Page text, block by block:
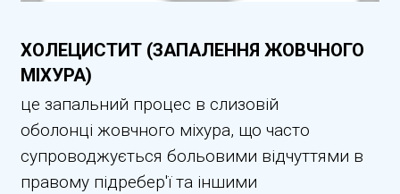
ХОЛЕЦИСТИТ (ЗАПАЛЕННЯ ЖОВЧНОГО
МІХУРА)
це запальний процес в слизовій
оболонці жовчного міхура, що часто
супроводжується больовими відчуттями в
правому підребер'ї та іншими